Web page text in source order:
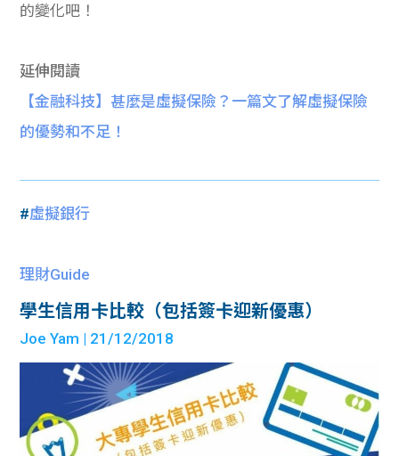
的變化吧！
延伸閱讀
【金融科技】甚麼是虛擬保險？一篇文了解虛擬保險
的優勢和不足！
#虛擬銀行
理財Guide
學生信用卡比較（包括簽卡迎新優惠）
Joe Yam | 21/12/2018